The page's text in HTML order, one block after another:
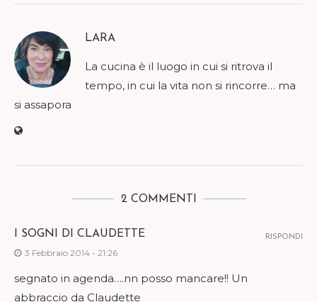
LARA
La cucina è il luogo in cui si ritrova il
tempo, in cui la vita non si rincorre… ma
si assapora
2 COMMENTI
I SOGNI DI CLAUDETTE
3 Febbraio 2014 - 21:26
segnato in agenda….nn posso mancare!! Un
abbraccio da Claudette
RISPONDI